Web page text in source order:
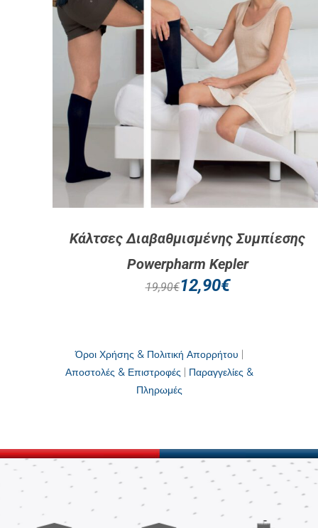
Κάλτσες Διαβαθμισμένης Συμπίεσης
Powerpharm Kepler
19,90€12,90€
Όροι Χρήσης & Πολιτική Απορρήτου
Αποστολές & Επιστροφές
Παραγγελίες &
Πληρωμές